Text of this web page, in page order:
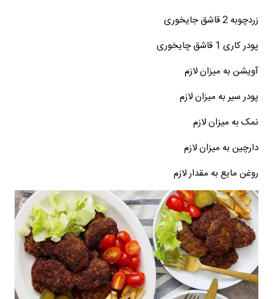
زردچوبه 2 قاشق جایخوری
پودر کاری 1 قاشق چایخوری
آویشن به میزان لازم
پودر سیر به میزان لازم
نمک به میزان لازم
دارچین به میزان لازم
روغن مایع به مقدار لازم